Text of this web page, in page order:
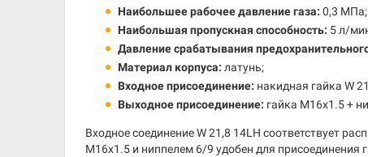
Наибольшее рабочее давление газа: 0,3 МПа;
Наибольшая пропускная способность: 5 л/
Давление срабатывания
Материал корпуса: латунь;
Входное присоединение: накидная гайка W
Выходное присоединение: гайка M16x1.5 +
Входное соединение W 21,8 14LH соответствует
M16x1.5 и ниппелем 6/9 удобен для